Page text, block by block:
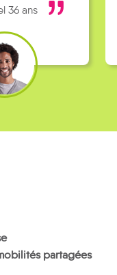
36 ans
partagées